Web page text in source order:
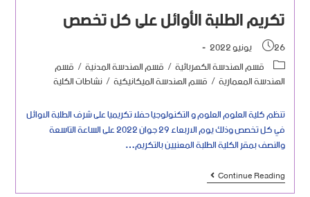
تكريم الطلبة الأوائل على كل تخصص
26 يونيو 2022
قسم الهندسة الكهربائية/ قسم الهندسة المدنية/ قسم
الهندسة المعمارية/ قسم الهندسة الميكانيكية/نشاطات الكلية
تنظم كلية العلوم العلوم و التكنولوجيا حفلا تكريميا على شرف الطلبة الاوائل
في كل تخصص وذلك يوم الاربعاء 29 جوان 2022 على الساعة التاسعة
والنصف بمقر الكلية الطلبة المعنيين بالتكريم…
Continue Reading